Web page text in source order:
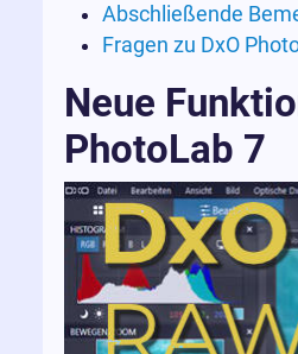
Abschließende
Fragen zu DxO
Neue
PhotoLab 7